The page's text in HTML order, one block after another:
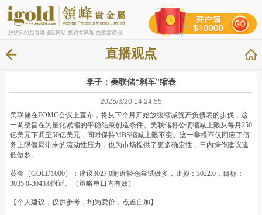
您访问的是香港地区网站 投资有风险 交易需谨慎
直播观点
李子：美联储“刹车”缩表
2025/3/20 14:24:55
美联储在FOMC会议上宣布，将从下个月开始放缓缩减资产负债表的步伐，这
一调整旨在为量化紧缩的平稳结束创造条件。美联储将公债缩减上限从每月250
亿美元下调至50亿美元，同时保持MBS缩减上限不变。这一举措不仅回应了债
务上限僵局带来的流动性压力，也为市场提供了更多确定性，日内操作建议逢
低做多。
黄金（GOLD1000）：建议3027.0附近轻仓尝试做多，止损：3022.0，目标：
3035.0-3043.0附近。（策略单日内有效）
【个人建议，仅供参考，均为卖价，点差自加】